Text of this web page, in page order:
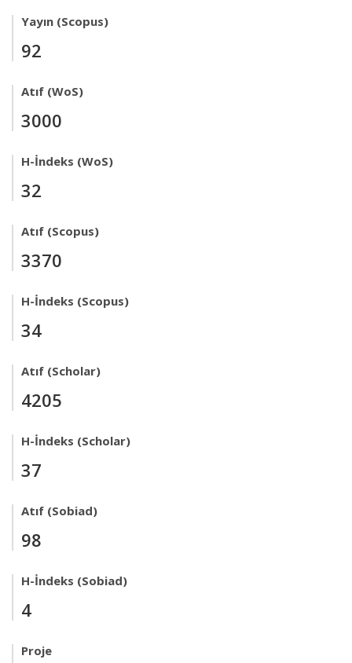
Yayın (Scopus)
92
Atıf (WoS)
3000
H-İndeks (WoS)
32
Atıf (Scopus)
3370
H-İndeks (Scopus)
34
Atıf (Scholar)
4205
H-İndeks (Scholar)
37
Atıf (Sobiad)
98
H-İndeks (Sobiad)
4
Proje